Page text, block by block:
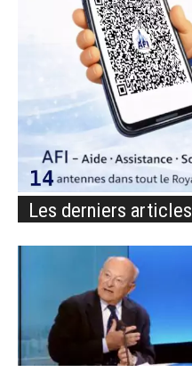
Les derniers articles